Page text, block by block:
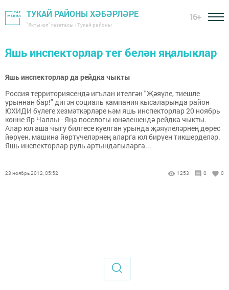
ТУКАЙ РАЙОНЫ ХӘБӘРЛӘРЕ
"Якты юл" газетасы - Тукай районы
16+
Яшь инспекторлар тег белән яңалыклар
Яшь инспекторлар да рейдка чыкты
Россия территориясендә игълан ителгән "Җәяүле, тиешле
урыннан бар!" дигән социаль кампания кысаларында район
ЮХИДИ бүлеге хезмәткәрләре һәм яшь инспекторлар 20 ноябрь
көнне Яр Чаллы - Яңа поселогы юнәлешендә рейдка чыкты.
Алар юл аша чыгу билгесе куелган урында җәяүлеләрнең дөрес
йөрүен, машина йөртүчеләрнең аларга юл бирүен тикшерделәр.
Яшь инспекторлар руль артындагыларга...
23 ноябрь 2012, 05:52 1253 0 0